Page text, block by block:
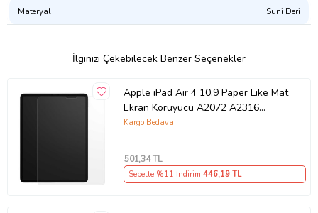
Ürün Kodu:
Materyal Suni Deri
İlginizi Çekebilecek Benzer Seçenekler
Apple iPad Air 4 10.9 Paper Like Mat
Ekran Koruyucu A2072 A2316
A2324 A2325 (Renksiz)
Kargo Bedava
501,34 TL
Sepette %11 İndirim 446,19 TL